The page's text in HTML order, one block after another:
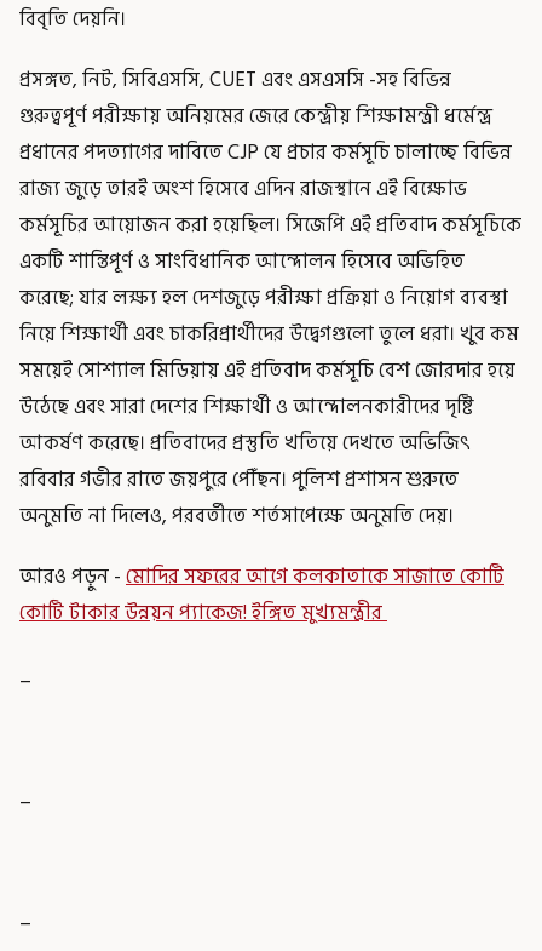
বিবৃতি দেয়নি।
প্রসঙ্গত, নিট, সিবিএসসি, CUET এবং এসএসসি -সহ বিভিন্ন
গুরুত্বপূর্ণ পরীক্ষায় অনিয়মের জেরে কেন্দ্রীয় শিক্ষামন্ত্রী ধর্মেন্দ্র
প্রধানের পদত্যাগের দাবিতে CJP যে প্রচার কর্মসূচি চালাচ্ছে বিভিন্ন
রাজ্য জুড়ে তারই অংশ হিসেবে এদিন রাজস্থানে এই বিক্ষোভ
কর্মসূচির আয়োজন করা হয়েছিল। সিজেপি এই প্রতিবাদ কর্মসূচিকে
একটি শান্তিপূর্ণ ও সাংবিধানিক আন্দোলন হিসেবে অভিহিত
করেছে; যার লক্ষ্য হল দেশজুড়ে পরীক্ষা প্রক্রিয়া ও নিয়োগ ব্যবস্থা
নিয়ে শিক্ষার্থী এবং চাকরিপ্রার্থীদের উদ্বেগগুলো তুলে ধরা। খুব কম
সময়েই সোশ্যাল মিডিয়ায় এই প্রতিবাদ কর্মসূচি বেশ জোরদার হয়ে
উঠেছে এবং সারা দেশের শিক্ষার্থী ও আন্দোলনকারীদের দৃষ্টি
আকর্ষণ করেছে। প্রতিবাদের প্রস্তুতি খতিয়ে দেখতে অভিজিৎ
রবিবার গভীর রাতে জয়পুরে পৌঁছন। পুলিশ প্রশাসন শুরুতে
অনুমতি না দিলেও, পরবর্তীতে শর্তসাপেক্ষে অনুমতি দেয়।
আরও পড়ুন -মোদির সফরের আগে কলকাতাকে সাজাতে কোটি
কোটি টাকার উন্নয়ন প্যাকেজ! ইঙ্গিত মুখ্যমন্ত্রীর
_
_
_